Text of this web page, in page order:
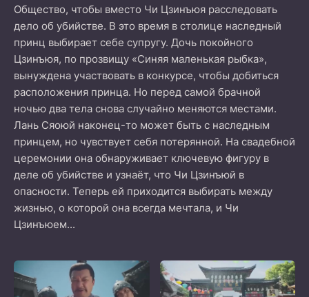
Общество, чтобы вместо Чи Цзинъюя расследовать
дело об убийстве. В это время в столице наследный
принц выбирает себе супругу. Дочь покойного
Цзинъюя, по прозвищу «Синяя маленькая рыбка»,
вынуждена участвовать в конкурсе, чтобы добиться
расположения принца. Но перед самой брачной
ночью два тела снова случайно меняются местами.
Лань Сяоюй наконец-то может быть с наследным
принцем, но чувствует себя потерянной. На свадебной
церемонии она обнаруживает ключевую фигуру в
деле об убийстве и узнаёт, что Чи Цзинъюй в
опасности. Теперь ей приходится выбирать между
жизнью, о которой она всегда мечтала, и Чи
Цзинъюем...